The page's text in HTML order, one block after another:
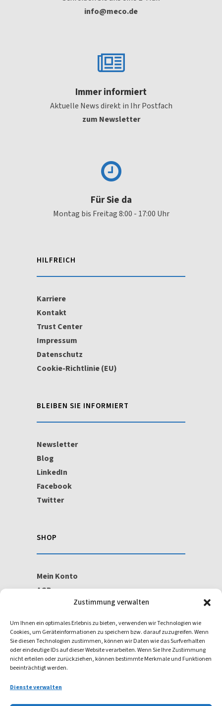
Zustimmung verwalten
Um Ihnen ein optimales Erlebnis zu bieten, verwenden wir Technologien wie
Cookies, um Geräteinformationen zu speichern bzw. darauf zuzugreifen. Wenn
Sie diesen Technologien zustimmen, können wir Daten wie das Surfverhalten
oder eindeutige IDs auf dieser Website verarbeiten. Wenn Sie Ihre Zustimmung
nicht erteilen oder zurückziehen, können bestimmte Merkmale und Funktionen
beeinträchtigt werden.
Dienste verwalten
ed.oc
em@of
ni
Immer informiert
Aktuelle News direkt in Ihr Postfach
zum Newsletter
Für Sie da
Montag bis Freitag 8:00 - 17:00 Uhr
HILFREICH
Karriere
Kontakt
Trust Center
Impressum
Datenschutz
Cookie-Richtlinie (EU)
BLEIBEN SIE INFORMIERT
Newsletter
Blog
LinkedIn
Facebook
Twitter
SHOP
Mein Konto
AGB
Widerrufsbelehrung
ISO/IEC 27001